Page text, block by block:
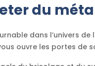
du
dans l’univers
ouvre les portes de